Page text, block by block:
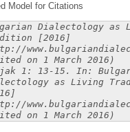
Model for Citations
Dialectology as
[2016]
on 1 March 2016)
1: 13-15. In:
as Living
on 1 March 2016)